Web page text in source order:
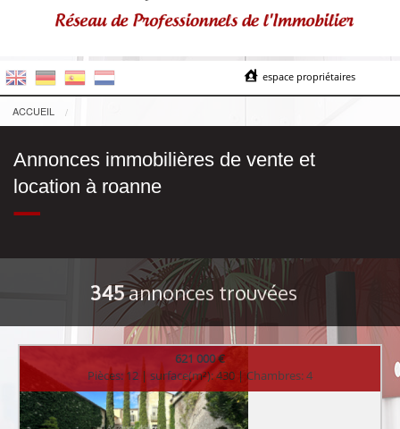
espace propriétaires
ACCUEIL
Annonces immobilières de vente et
location à roanne
345annonces trouvées
621 000 €
Pièces: 12 | surface(m²): 430 | Chambres: 4